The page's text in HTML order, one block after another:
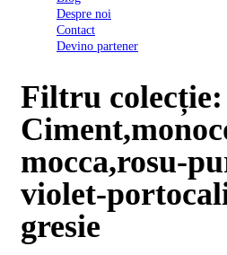
Despre noi
Contact
Devino partener
Declarația
D03
BIII
2022
Declaratia
performanta
BI
Declaratia
de
Filtru colecție:
mocca,rosu-
violet-
gresie